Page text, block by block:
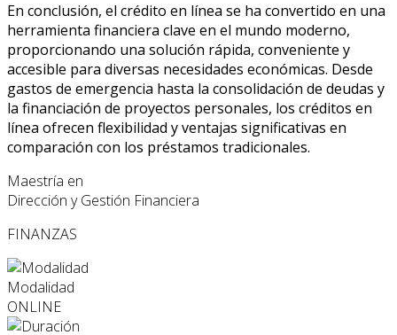
En conclusión, el crédito en línea se ha convertido en una
herramienta financiera clave en el mundo moderno,
proporcionando una solución rápida, conveniente y
accesible para diversas necesidades económicas. Desde
gastos de emergencia hasta la consolidación de deudas y
la financiación de proyectos personales, los créditos en
línea ofrecen flexibilidad y ventajas significativas en
comparación con los préstamos tradicionales.
Maestría en
Dirección y Gestión Financiera
FINANZAS
Modalidad
ONLINE